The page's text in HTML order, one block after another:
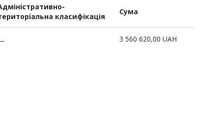
класифікація
Сума
3 560 620,00 UAH